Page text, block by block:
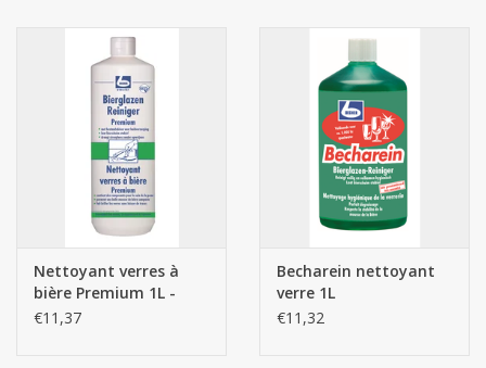
Nettoyant verres à
bière Premium 1L -
Becher
€11,37
Becharein nettoyant
verre 1L
€11,32